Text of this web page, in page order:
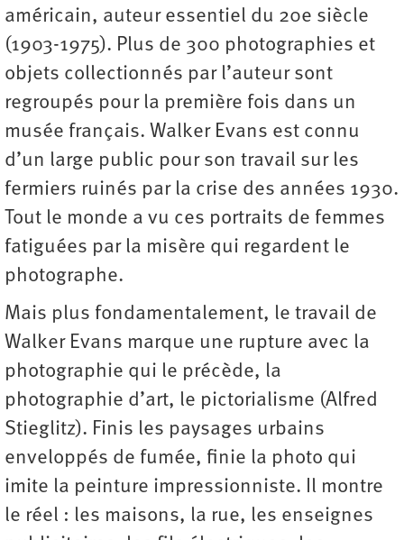
américain, auteur essentiel du 20e siècle
(1903-1975). Plus de 300 photographies et
objets collectionnés par l’auteur sont
regroupés pour la première fois dans un
musée français. Walker Evans est connu
d’un large public pour son travail sur les
fermiers ruinés par la crise des années 1930.
Tout le monde a vu ces portraits de femmes
fatiguées par la misère qui regardent le
photographe.
Mais plus fondamentalement, le travail de
Walker Evans marque une rupture avec la
photographie qui le précède, la
photographie d’art, le pictorialisme (Alfred
Stieglitz). Finis les paysages urbains
enveloppés de fumée, finie la photo qui
imite la peinture impressionniste. Il montre
le réel : les maisons, la rue, les enseignes